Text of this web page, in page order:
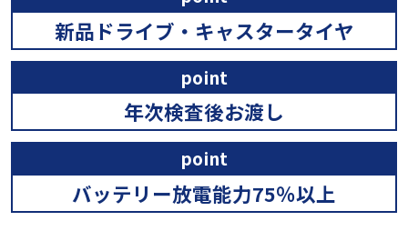
新品ドライブ・キャスタータイヤ
point
年次検査後お渡し
point
バッテリー放電能力75％以上